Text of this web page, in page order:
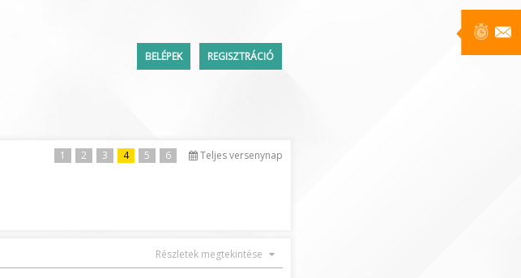
BELÉPEK REGISZTRÁCIÓ
Teljes versenynap
1 2 3 4 5 6
Részletek megtekintése